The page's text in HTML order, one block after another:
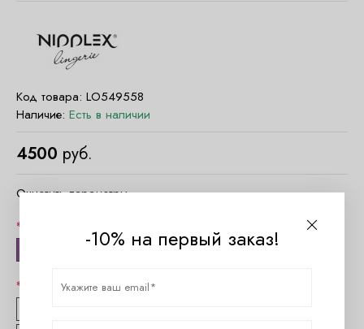
Код товара: LO549558
Наличие: Есть в наличии
4500 руб.
Очистить параметры
Размер
-10% на первый заказ!